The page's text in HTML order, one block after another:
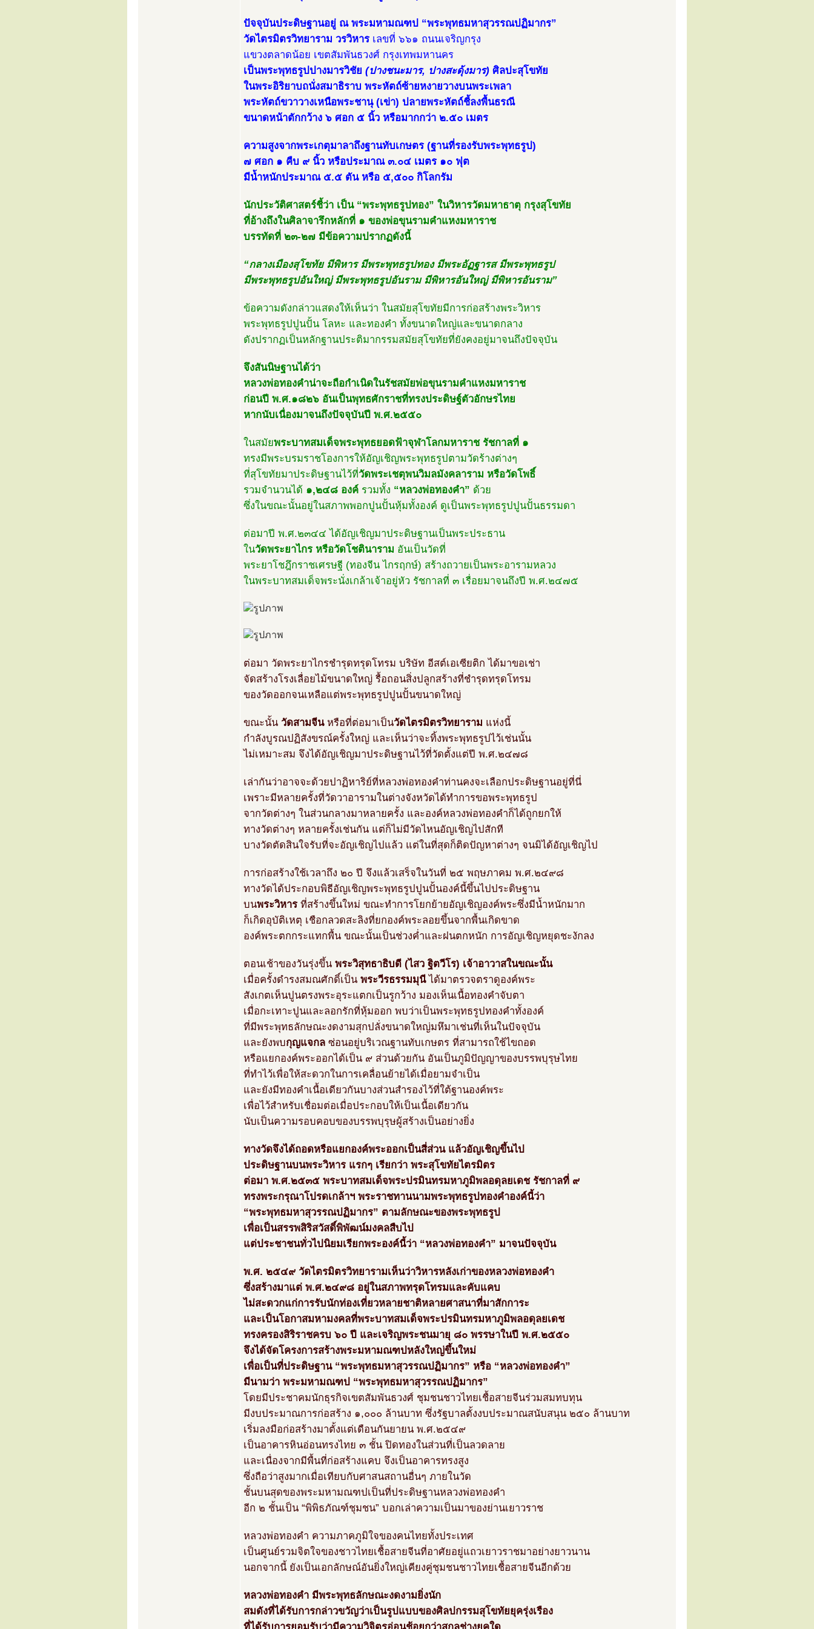
ปัจจุบันประดิษฐานอยู่ ณ พระมหามณฑป “พระพุทธมหาสุวรรณปฏิมากร”
วัดไตรมิตรวิทยาราม วรวิหารเลขที่ ๖๖๑ ถนนเจริญกรุง
แขวงตลาดน้อย เขตสัมพันธวงศ์ กรุงเทพมหานคร
เป็นพระพุทธรูปปางมารวิชัย (ปางชนะมาร, ปางสะดุ้งมาร) ศิลปะสุโขทัย
ในพระอิริยาบถนั่งสมาธิราบ พระหัตถ์ซ้ายหงายวางบนพระเพลา
พระหัตถ์ขวาวางเหนือพระชานุ (เข่า) ปลายพระหัตถ์ชี้ลงพื้นธรณี
ขนาดหน้าตักกว้าง ๖ ศอก ๕ นิ้ว หรือมากกว่า ๒.๕๐ เมตร
ความสูงจากพระเกตุมาลาถึงฐานทับเกษตร (ฐานที่รองรับพระพุทธรูป)
๗ ศอก ๑ คืบ ๙ นิ้ว หรือประมาณ ๓.๐๔ เมตร ๑๐ ฟุต
มีน้ำหนักประมาณ ๕.๕ ตัน หรือ ๕,๕๐๐ กิโลกรัม
นักประวัติศาสตร์ชี้ว่า เป็น “พระพุทธรูปทอง” ในวิหารวัดมหาธาตุ กรุงสุโขทัย
ที่อ้างถึงในศิลาจารึกหลักที่ ๑ ของพ่อขุนรามคำแหงมหาราช
บรรทัดที่ ๒๓-๒๗ มีข้อความปรากฏดังนี้
“กลางเมืองสุโขทัย มีพิหาร มีพระพุทธรูปทอง มีพระอัฏฐารส มีพระพุทธรูป
มีพระพุทธรูปอันใหญ่ มีพระพุทธรูปอันราม มีพิหารอันใหญ่ มีพิหารอันราม”
ข้อความดังกล่าวแสดงให้เห็นว่า ในสมัยสุโขทัยมีการก่อสร้างพระวิหาร
พระพุทธรูปปูนปั้น โลหะ และทองคำ ทั้งขนาดใหญ่และขนาดกลาง
ดังปรากฏเป็นหลักฐานประติมากรรมสมัยสุโขทัยที่ยังคงอยู่มาจนถึงปัจจุบัน
จึงสันนิษฐานได้ว่า
หลวงพ่อทองคำน่าจะถือกำเนิดในรัชสมัยพ่อขุนรามคำแหงมหาราช
ก่อนปี พ.ศ.๑๘๒๖ อันเป็นพุทธศักราชที่ทรงประดิษฐ์ตัวอักษรไทย
หากนับเนื่องมาจนถึงปัจจุบันปี พ.ศ.๒๕๕๐
ในสมัยพระบาทสมเด็จพระพุทธยอดฟ้าจุฬาโลกมหาราช รัชกาลที่ ๑
ทรงมีพระบรมราชโองการให้อัญเชิญพระพุทธรูปตามวัดร้างต่างๆ
ที่สุโขทัยมาประดิษฐานไว้ที่วัดพระเชตุพนวิมลมังคลาราม หรือวัดโพธิ์
รวมจำนวนได้ ๑,๒๔๘ องค์ รวมทั้ง “หลวงพ่อทองคำ” ด้วย
ซึ่งในขณะนั้นอยู่ในสภาพพอกปูนปั้นหุ้มทั้งองค์ ดูเป็นพระพุทธรูปปูนปั้นธรรมดา
ต่อมาปี พ.ศ.๒๓๔๔ ได้อัญเชิญมาประดิษฐานเป็นพระประธาน
ในวัดพระยาไกร หรือวัดโชตินาราม อันเป็นวัดที่
พระยาโชฎึกราชเศรษฐี (ทองจีน ไกรฤกษ์) สร้างถวายเป็นพระอารามหลวง
ในพระบาทสมเด็จพระนั่งเกล้าเจ้าอยู่หัว รัชกาลที่ ๓ เรื่อยมาจนถึงปี พ.ศ.๒๔๗๕
ต่อมา วัดพระยาไกรชำรุดทรุดโทรม บริษัท อีสต์เอเซียติก ได้มาขอเช่า
จัดสร้างโรงเลื่อยไม้ขนาดใหญ่ รื้อถอนสิ่งปลูกสร้างที่ชำรุดทรุดโทรม
ของวัดออกจนเหลือแต่พระพุทธรูปปูนปั้นขนาดใหญ่
ขณะนั้น วัดสามจีนหรือที่ต่อมาเป็นวัดไตรมิตรวิทยาราม แห่งนี้
กำลังบูรณปฏิสังขรณ์ครั้งใหญ่ และเห็นว่าจะทิ้งพระพุทธรูปไว้เช่นนั้น
ไม่เหมาะสม จึงได้อัญเชิญมาประดิษฐานไว้ที่วัดตั้งแต่ปี พ.ศ.๒๔๗๘
เล่ากันว่าอาจจะด้วยปาฏิหาริย์ที่หลวงพ่อทองคำท่านคงจะเลือกประดิษฐานอยู่ที่นี่
เพราะมีหลายครั้งที่วัดวาอารามในต่างจังหวัดได้ทำการขอพระพุทธรูป
จากวัดต่างๆ ในส่วนกลางมาหลายครั้ง และองค์หลวงพ่อทองคำก็ได้ถูกยกให้
ทางวัดต่างๆ หลายครั้งเช่นกัน แต่ก็ไม่มีวัดไหนอัญเชิญไปสักที
บางวัดตัดสินใจรับที่จะอัญเชิญไปแล้ว แต่ในที่สุดก็ติดปัญหาต่างๆ จนมิได้อัญเชิญไป
การก่อสร้างใช้เวลาถึง ๒๐ ปี จึงแล้วเสร็จในวันที่ ๒๕ พฤษภาคม พ.ศ.๒๔๙๘
ทางวัดได้ประกอบพิธีอัญเชิญพระพุทธรูปปูนปั้นองค์นี้ขึ้นไปประดิษฐาน
บนพระวิหารที่สร้างขึ้นใหม่ ขณะทำการโยกย้ายอัญเชิญองค์พระซึ่งมีน้ำหนักมาก
ก็เกิดอุบัติเหตุ เชือกลวดสะลิงที่ยกองค์พระลอยขึ้นจากพื้นเกิดขาด
องค์พระตกกระแทกพื้น ขณะนั้นเป็นช่วงค่ำและฝนตกหนัก การอัญเชิญหยุดชะงักลง
ตอนเช้าของวันรุ่งขึ้น พระวิสุทธาธิบดี (ไสว ฐิตวีโร) เจ้าอาวาสในขณะนั้น
เมื่อครั้งดำรงสมณศักดิ์เป็น พระวีรธรรมมุนีได้มาตรวจตราดูองค์พระ
สังเกตเห็นปูนตรงพระอุระแตกเป็นรูกว้าง มองเห็นเนื้อทองคำจับตา
เมื่อกะเทาะปูนและลอกรักที่หุ้มออก พบว่าเป็นพระพุทธรูปทองคำทั้งองค์
ที่มีพระพุทธลักษณะงดงามสุกปลั่งขนาดใหญ่มหึมาเช่นที่เห็นในปัจจุบัน
และยังพบกุญแจกล ซ่อนอยู่บริเวณฐานทับเกษตร ที่สามารถใช้ไขถอด
หรือแยกองค์พระออกได้เป็น ๙ ส่วนด้วยกัน อันเป็นภูมิปัญญาของบรรพบุรุษไทย
ที่ทำไว้เพื่อให้สะดวกในการเคลื่อนย้ายได้เมื่อยามจำเป็น
และยังมีทองคำเนื้อเดียวกันบางส่วนสำรองไว้ที่ใต้ฐานองค์พระ
เพื่อไว้สำหรับเชื่อมต่อเมื่อประกอบให้เป็นเนื้อเดียวกัน
นับเป็นความรอบคอบของบรรพบุรุษผู้สร้างเป็นอย่างยิ่ง
ทางวัดจึงได้ถอดหรือแยกองค์พระออกเป็นสี่ส่วน แล้วอัญเชิญขึ้นไป
ประดิษฐานบนพระวิหาร แรกๆ เรียกว่า พระสุโขทัยไตรมิตร
ต่อมา พ.ศ.๒๕๓๕ พระบาทสมเด็จพระปรมินทรมหาภูมิพลอดุลยเดช รัชกาลที่ ๙
ทรงพระกรุณาโปรดเกล้าฯ พระราชทานนามพระพุทธรูปทองคำองค์นี้ว่า
“พระพุทธมหาสุวรรณปฏิมากร” ตามลักษณะของพระพุทธรูป
เพื่อเป็นสรรพสิริสวัสดิ์พิพัฒน์มงคลสืบไป
แต่ประชาชนทั่วไปนิยมเรียกพระองค์นี้ว่า “หลวงพ่อทองคำ” มาจนปัจจุบัน
พ.ศ. ๒๕๔๙ วัดไตรมิตรวิทยารามเห็นว่าวิหารหลังเก่าของหลวงพ่อทองคำ
ซึ่งสร้างมาแต่ พ.ศ.๒๔๙๘ อยู่ในสภาพทรุดโทรมและคับแคบ
ไม่สะดวกแก่การรับนักท่องเที่ยวหลายชาติหลายศาสนาที่มาสักการะ
และเป็นโอกาสมหามงคลที่พระบาทสมเด็จพระปรมินทรมหาภูมิพลอดุลยเดช
ทรงครองสิริราชครบ ๖๐ ปี และเจริญพระชนมายุ ๘๐ พรรษาในปี พ.ศ.๒๕๕๐
จึงได้จัดโครงการสร้างพระมหามณฑปหลังใหญ่ขึ้นใหม่
เพื่อเป็นที่ประดิษฐาน “พระพุทธมหาสุวรรณปฏิมากร” หรือ “หลวงพ่อทองคำ”
มีนามว่า พระมหามณฑป “พระพุทธมหาสุวรรณปฏิมากร”
โดยมีประชาคมนักธุรกิจเขตสัมพันธวงศ์ ชุมชนชาวไทยเชื้อสายจีนร่วมสมทบทุน
มีงบประมาณการก่อสร้าง ๑,๐๐๐ ล้านบาท ซึ่งรัฐบาลตั้งงบประมาณสนับสนุน ๒๕๐ ล้านบาท
เริ่มลงมือก่อสร้างมาตั้งแต่เดือนกันยายน พ.ศ.๒๕๔๙
เป็นอาคารหินอ่อนทรงไทย ๓ ชั้น ปิดทองในส่วนที่เป็นลวดลาย
และเนื่องจากมีพื้นที่ก่อสร้างแคบ จึงเป็นอาคารทรงสูง
ซึ่งถือว่าสูงมากเมื่อเทียบกับศาสนสถานอื่นๆ ภายในวัด
ชั้นบนสุดของพระมหามณฑปเป็นที่ประดิษฐานหลวงพ่อทองคำ
อีก ๒ ชั้นเป็น “พิพิธภัณฑ์ชุมชน” บอกเล่าความเป็นมาของย่านเยาวราช
หลวงพ่อทองคำ ความภาคภูมิใจของคนไทยทั้งประเทศ
เป็นศูนย์รวมจิตใจของชาวไทยเชื้อสายจีนที่อาศัยอยู่แถวเยาวราชมาอย่างยาวนาน
นอกจากนี้ ยังเป็นเอกลักษณ์อันยิ่งใหญ่เคียงคู่ชุมชนชาวไทยเชื้อสายจีนอีกด้วย
หลวงพ่อทองคำ มีพระพุทธลักษณะงดงามยิ่งนัก
สมดังที่ได้รับการกล่าวขวัญว่าเป็นรูปแบบของศิลปกรรมสุโขทัยยุครุ่งเรือง